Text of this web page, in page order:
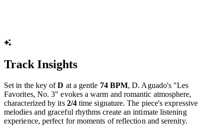
Track Insights
Set in the key ofDat a gentle74 BPM, D. Aguado's "Les
Favorites, No. 3" evokes a warm and romantic atmosphere,
characterized by its2/4time signature. The piece's expressive